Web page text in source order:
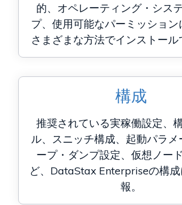
的、オペレーティング・シス
プ、使用可能なパーミッション
さまざまな方法でインストール
構成
推奨されている実稼働設定、
ル、スニッチ構成、起動パラメ
ープ・ダンプ設定、仮想ノー
ど、DataStax Enterpriseの構
報。